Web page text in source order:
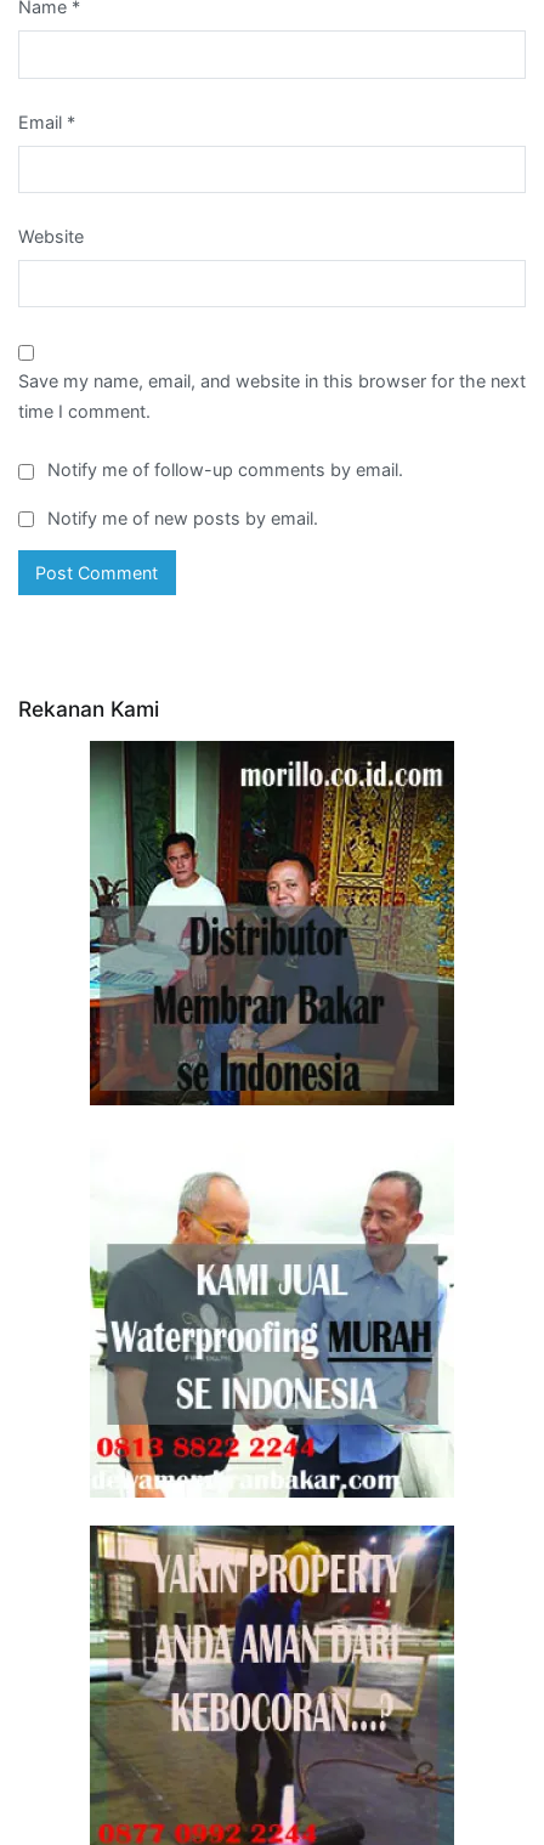
Name *
Email *
Website
Save my name, email, and website in this browser for the next
time I comment.
Notify me of follow-up comments by email.
Notify me of new posts by email.
Rekanan Kami